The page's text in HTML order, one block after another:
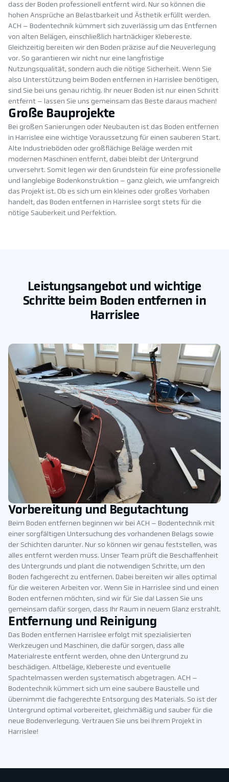
dass der Boden professionell entfernt wird. Nur so können die
hohen Ansprüche an Belastbarkeit und Ästhetik erfüllt werden.
ACH – Bodentechnik kümmert sich zuverlässig um das Entfernen
von alten Belägen, einschließlich hartnäckiger Klebereste.
Gleichzeitig bereiten wir den Boden präzise auf die Neuverlegung
vor. So garantieren wir nicht nur eine langfristige
Nutzungsqualität, sondern auch die nötige Sicherheit. Wenn Sie
also Unterstützung beim Boden entfernen in Harrislee benötigen,
sind Sie bei uns genau richtig. Ihr neuer Boden ist nur einen Schritt
entfernt – lassen Sie uns gemeinsam das Beste daraus machen!
Große Bauprojekte
Bei großen Sanierungen oder Neubauten ist das Boden entfernen
in Harrislee eine wichtige Voraussetzung für einen sauberen Start.
Alte Industrieböden oder großflächige Beläge werden mit
modernen Maschinen entfernt, dabei bleibt der Untergrund
unversehrt. Somit legen wir den Grundstein für eine professionelle
und langlebige Bodenkonstruktion – ganz gleich, wie umfangreich
das Projekt ist. Ob es sich um ein kleines oder großes Vorhaben
handelt, das Boden entfernen in Harrislee sorgt stets für die
nötige Sauberkeit und Perfektion.
Leistungsangebot und wichtige
Schritte beim Boden entfernen in
Harrislee
Vorbereitung und Begutachtung
Beim Boden entfernen beginnen wir bei ACH – Bodentechnik mit
einer sorgfältigen Untersuchung des vorhandenen Belags sowie
der Schichten darunter. Nur so können wir genau feststellen, was
alles entfernt werden muss. Unser Team prüft die Beschaffenheit
des Untergrunds und plant die notwendigen Schritte, um den
Boden fachgerecht zu entfernen. Dabei bereiten wir alles optimal
für die weiteren Arbeiten vor. Wenn Sie in Harrislee sind und einen
Boden entfernen möchten, sind wir für Sie da! Lassen Sie uns
gemeinsam dafür sorgen, dass Ihr Raum in neuem Glanz erstrahlt.
Entfernung und Reinigung
Das Boden entfernen Harrislee erfolgt mit spezialisierten
Werkzeugen und Maschinen, die dafür sorgen, dass alle
Materialreste entfernt werden, ohne den Untergrund zu
beschädigen. Altbeläge, Klebereste und eventuelle
Spachtelmassen werden systematisch abgetragen. ACH –
Bodentechnik kümmert sich um eine saubere Baustelle und
übernimmt die fachgerechte Entsorgung des Materials. So ist der
Untergrund optimal vorbereitet, gleichmäßig und sauber für die
neue Bodenverlegung. Vertrauen Sie uns bei Ihrem Projekt in
Harrislee!